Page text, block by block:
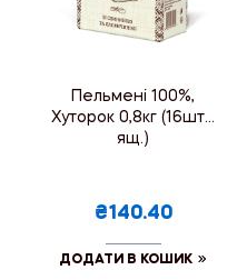
Пельмені 100%,
Хуторок 0,8кг (16шт./
ящ.)
₴140.40
ДОДАТИ В КОШИК